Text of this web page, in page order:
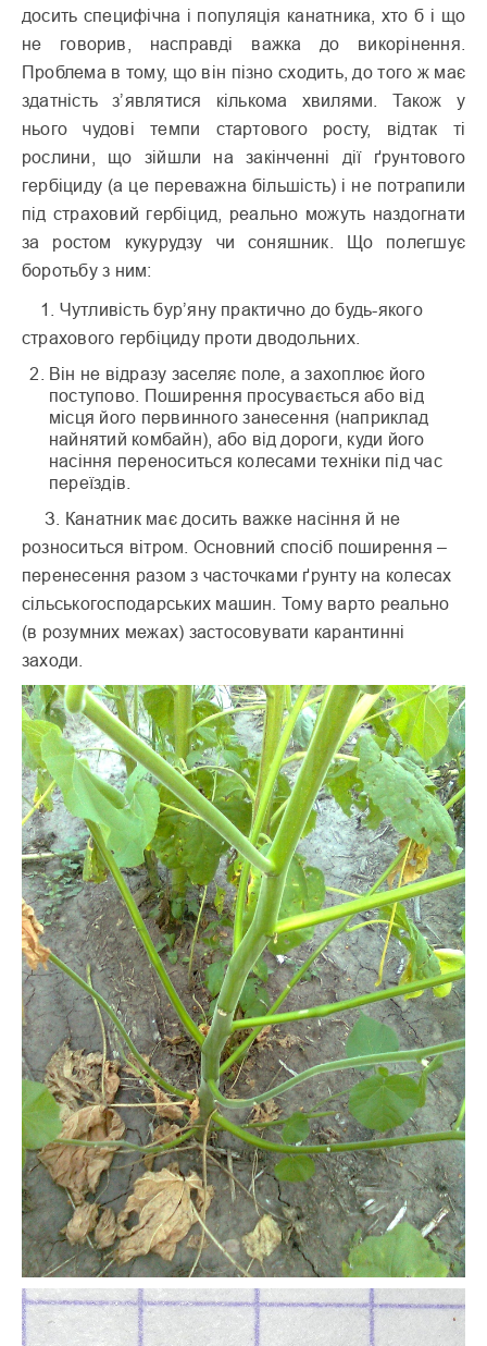
досить специфічна і популяція канатника, хто б і що
не говорив, насправді важка до викорінення.
Проблема в тому, що він пізно сходить, до того ж має
здатність з’являтися кількома хвилями. Також у
нього чудові темпи стартового росту, відтак ті
рослини, що зійшли на закінченні дії ґрунтового
гербіциду (а це переважна більшість) і не потрапили
під страховий гербіцид, реально можуть наздогнати
за ростом кукурудзу чи соняшник. Що полегшує
боротьбу з ним:
1. Чутливість бур’яну практично до будь-якого
страхового гербіциду проти дводольних.
Він не відразу заселяє поле, а захоплює його
поступово. Поширення просувається або від
місця його первинного занесення (наприклад
найнятий комбайн), або від дороги, куди його
насіння переноситься колесами техніки під час
переїздів.
З. Канатник має досить важке насіння й не
розноситься вітром. Основний спосіб поширення –
перенесення разом з часточками ґрунту на колесах
сільськогосподарських машин. Тому варто реально
(в розумних межах) застосовувати карантинні
заходи.